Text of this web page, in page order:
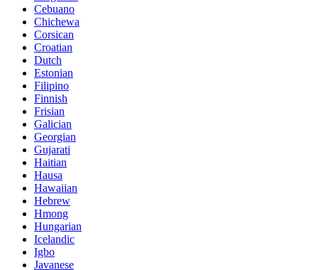
Cebuano
Chichewa
Corsican
Croatian
Dutch
Estonian
Filipino
Finnish
Frisian
Galician
Georgian
Gujarati
Haitian
Hausa
Hawaiian
Hebrew
Hmong
Hungarian
Icelandic
Igbo
Javanese